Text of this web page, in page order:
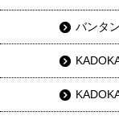
バンタ